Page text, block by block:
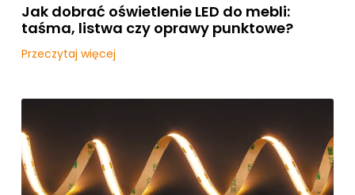
Jak dobrać oświetlenie LED do mebli:
taśma, listwa czy oprawy punktowe?
Przeczytaj więcej